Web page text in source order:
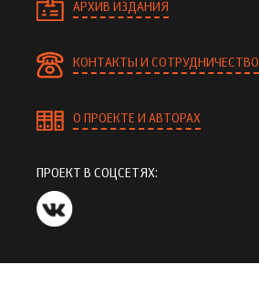
АРХИВ ИЗДАНИЯ
КОНТАКТЫ И СОТРУДНИЧЕСТВО
О ПРОЕКТЕ И АВТОРАХ
ПРОЕКТ В СОЦСЕТЯХ: